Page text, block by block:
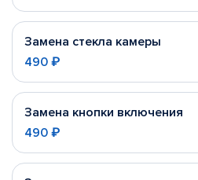
Замена стекла камеры
490 ₽
Замена кнопки включения
490 ₽